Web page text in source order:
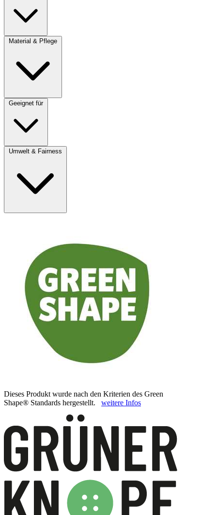
Material & Pflege
Geeignet für
Umwelt & Fairness
Dieses Produkt wurde nach den Kriterien des Green
Shape® Standards hergestellt. weitere Infos